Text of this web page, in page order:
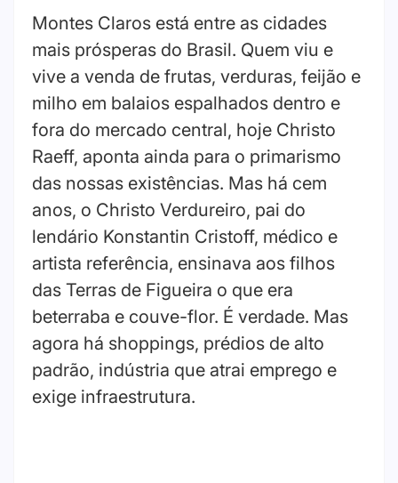
Montes Claros está entre as cidades
mais prósperas do Brasil. Quem viu e
vive a venda de frutas, verduras, feijão e
milho em balaios espalhados dentro e
fora do mercado central, hoje Christo
Raeff, aponta ainda para o primarismo
das nossas existências. Mas há cem
anos, o Christo Verdureiro, pai do
lendário Konstantin Cristoff, médico e
artista referência, ensinava aos filhos
das Terras de Figueira o que era
beterraba e couve-flor. É verdade. Mas
agora há shoppings, prédios de alto
padrão, indústria que atrai emprego e
exige infraestrutura.